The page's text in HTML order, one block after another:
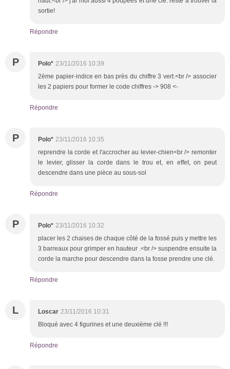
sortie!
Répondre
P Polo* 23/11/2016 10:39
2ème papier-indice en bas près du chiffre 3 vert.<br /> associer
les 2 papiers pour former le code chiffres -> 908 <-
Répondre
P Polo* 23/11/2016 10:35
reprendre la corde et l'accrocher au levier-chien<br /> remonter
le levier, glisser la corde dans le trou et, en effet, on peut
descendre dans une pièce au sous-sol
Répondre
P Polo* 23/11/2016 10:32
placer les 2 chaises de chaque côté de la fossé puis y mettre les
3 barreaux pour grimper en hauteur .<br /> suspendre ensuite la
corde la marche pour descendre dans la fosse prendre une clé.
Répondre
L Loscar 23/11/2016 10:31
Bloqué avec 4 figurines et une deuxième clé !!!
Répondre